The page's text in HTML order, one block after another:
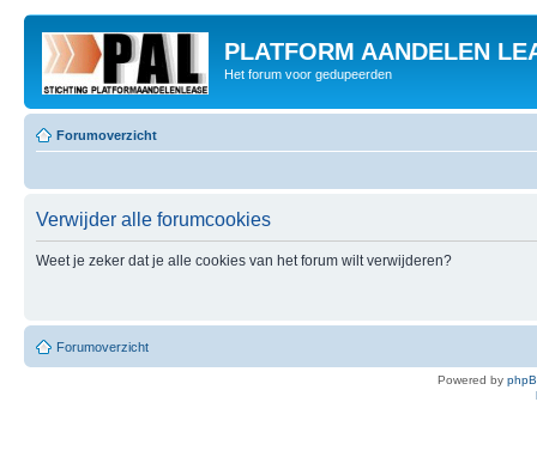
PLATFORM AANDELEN
Het forum voor gedupeerden
Forumoverzicht
Verwijder alle forumcookies
Weet je zeker dat je alle cookies van het forum wilt verwijderen?
Forumoverzicht
Powered by